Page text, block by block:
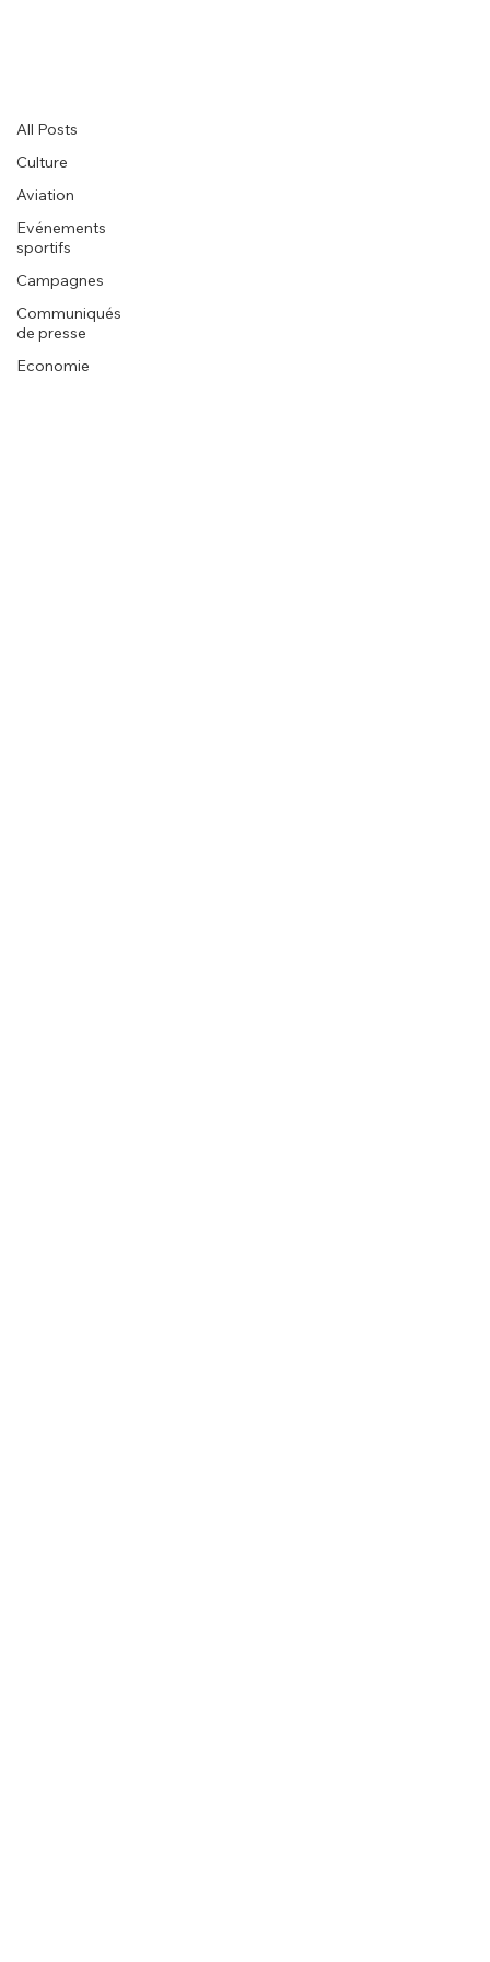
All Posts
Culture
Aviation
Evénements
sportifs
Campagnes
Communiqués
de presse
Economie